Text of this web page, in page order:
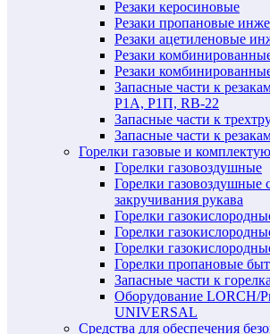
Резаки керосиновые
Резаки пропановые
Резаки ацетиленовые
Резаки
Резаки
Запасные части к
Р1А, Р1П, RB-22
Запасные части к
Запасные части к
Горелки газовые и
Горелки газовоздушные
Горелки газовоздушные
закручивания рукава
Горелки
Горелки
Горелки
Горелки пропановые
Запасные части к
Оборудование LORCH/
UNIVERSAL
Средства для обеспечения